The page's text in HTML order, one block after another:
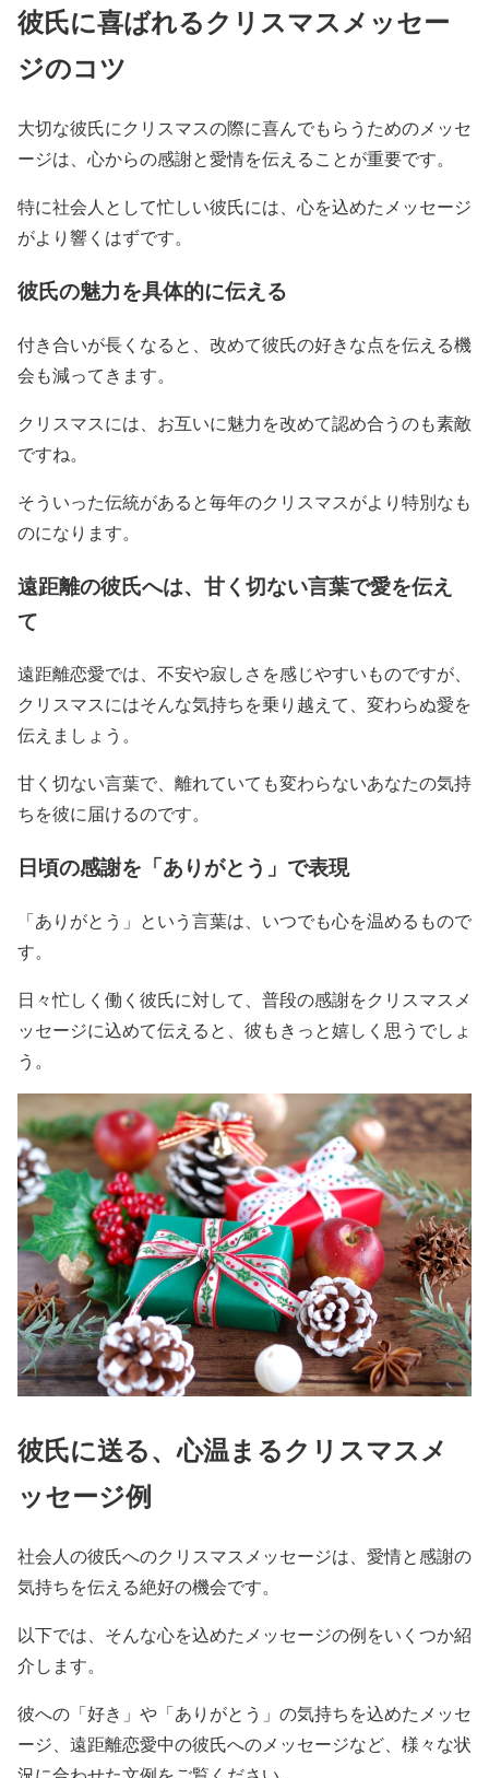
彼氏に喜ばれるクリスマスメッセー
ジのコツ
大切な彼氏にクリスマスの際に喜んでもらうためのメッセ
ージは、心からの感謝と愛情を伝えることが重要です。
特に社会人として忙しい彼氏には、心を込めたメッセージ
がより響くはずです。
彼氏の魅力を具体的に伝える
付き合いが長くなると、改めて彼氏の好きな点を伝える機
会も減ってきます。
クリスマスには、お互いに魅力を改めて認め合うのも素敵
ですね。
そういった伝統があると毎年のクリスマスがより特別なも
のになります。
遠距離の彼氏へは、甘く切ない言葉で愛を伝え
て
遠距離恋愛では、不安や寂しさを感じやすいものですが、
クリスマスにはそんな気持ちを乗り越えて、変わらぬ愛を
伝えましょう。
甘く切ない言葉で、離れていても変わらないあなたの気持
ちを彼に届けるのです。
日頃の感謝を「ありがとう」で表現
「ありがとう」という言葉は、いつでも心を温めるもので
す。
日々忙しく働く彼氏に対して、普段の感謝をクリスマスメ
ッセージに込めて伝えると、彼もきっと嬉しく思うでしょ
う。
彼氏に送る、心温まるクリスマスメ
ッセージ例
社会人の彼氏へのクリスマスメッセージは、愛情と感謝の
気持ちを伝える絶好の機会です。
以下では、そんな心を込めたメッセージの例をいくつか紹
介します。
彼への「好き」や「ありがとう」の気持ちを込めたメッセ
ージ、遠距離恋愛中の彼氏へのメッセージなど、様々な状